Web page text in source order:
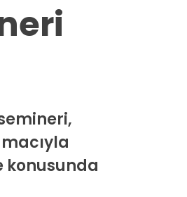
konusunda